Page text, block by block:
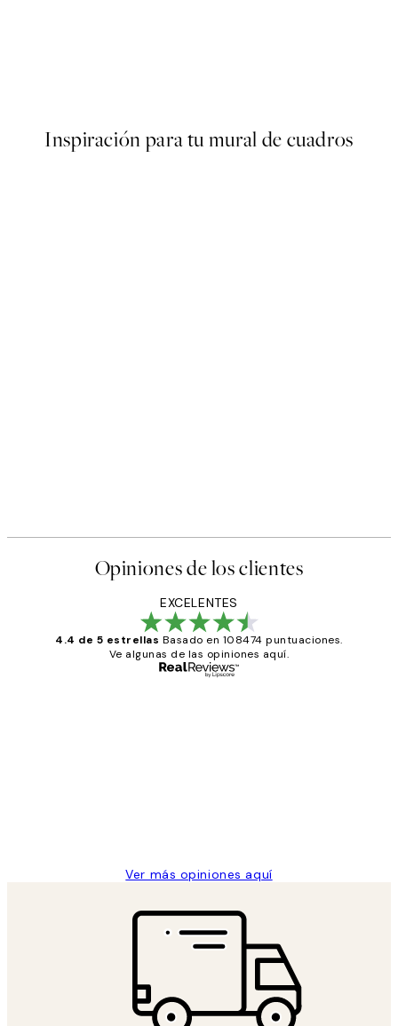
Inspiración para tu mural de cuadros
Opiniones de los clientes
EXCELENTES
4.4 de 5 estrellas Basado en 108474 puntuaciones.
Ve algunas de las opiniones aquí.
Ver más opiniones aquí